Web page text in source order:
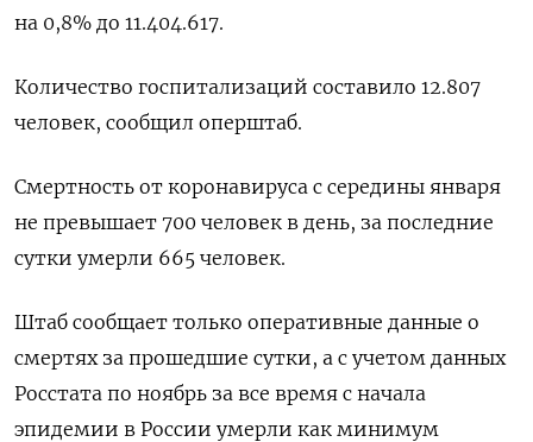
на 0,8% до 11.404.617.
Количество госпитализаций составило 12.807
человек, сообщил оперштаб.
Смертность от коронавируса с середины января
не превышает 700 человек в день, за последние
сутки умерли 665 человек.
Штаб сообщает только оперативные данные о
смертях за прошедшие сутки, а с учетом данных
Росстата по ноябрь за все время с начала
эпидемии в России умерли как минимум